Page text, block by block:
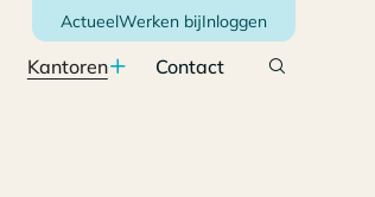
Inloggen
Werken bij
Actueel
Contact
Kantoren